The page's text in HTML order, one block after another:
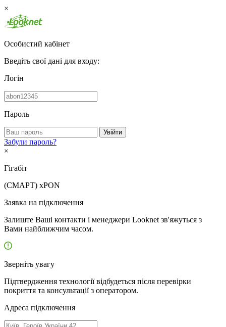
×
Особистий кабінет
Введіть свої дані для входу:
Логін
Пароль
Увійти
Забули пароль?
×
Гігабіт
(СМАРТ) xPON
Заявка на підключення
Залиште Ваші контакти і менеджери Looknet зв'яжуться з
Вами найближчим часом.
Зверніть увагу
Підтвердження технології відбудеться після перевірки
покриття та консультації з оператором.
Адресa підключення